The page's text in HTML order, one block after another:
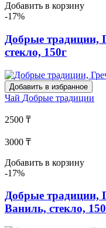
Добавить в корзину
-17%
Добрые
стекло, 150г
Добавить в избранное
Чай Добрые традиции
2500 ₸
3000 ₸
Добавить в корзину
-17%
Добрые
Ваниль, стекло,